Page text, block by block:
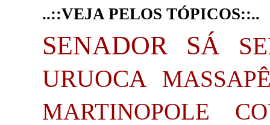
..::VEJA PELOS TÓPICOS::..
SENADOR SÁ
URUOCA
MARTINOPOLE